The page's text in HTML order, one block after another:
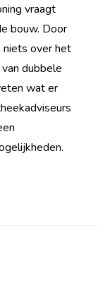
vraagt
bouw. Door
over het
dubbele
wat er